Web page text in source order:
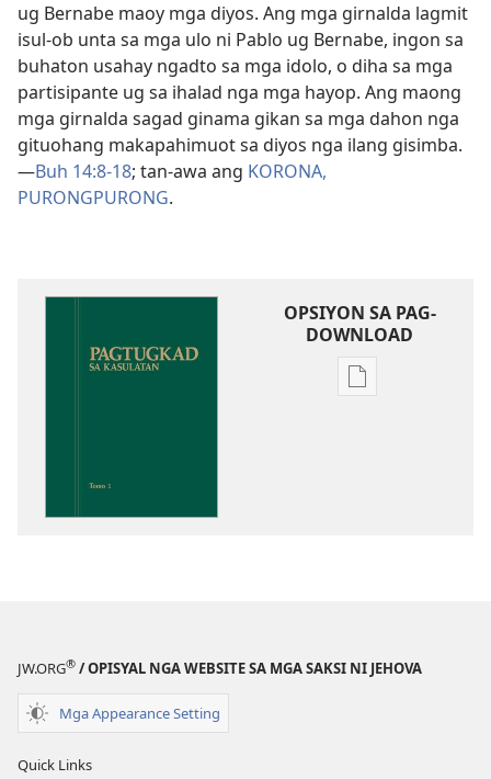
ug Bernabe maoy mga diyos. Ang mga girnalda lagmit
isul-ob unta sa mga ulo ni Pablo ug Bernabe, ingon sa
buhaton usahay ngadto sa mga idolo, o diha sa mga
partisipante ug sa ihalad nga mga hayop. Ang maong
mga girnalda sagad ginama gikan sa mga dahon nga
gituohang makapahimuot sa diyos nga ilang gisimba.​
—Buh 14:8-18; tan-awa ang KORONA,
PURONGPURONG.
OPSIYON SA PAG-
DOWNLOAD
Opsiyon
JW.ORG® / OPISYAL NGA WEBSITE SA MGA SAKSI NI JEHOVA
Mga Appearance Setting
Quick Links